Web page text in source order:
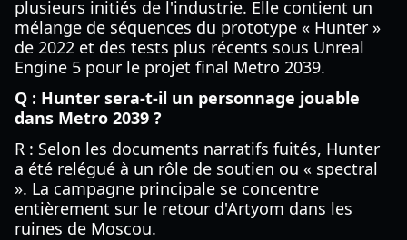
plusieurs initiés de l'industrie. Elle contient un
mélange de séquences du prototype « Hunter »
de 2022 et des tests plus récents sous Unreal
Engine 5 pour le projet final Metro 2039.
Q : Hunter sera-t-il un personnage jouable
dans Metro 2039 ?
R : Selon les documents narratifs fuités, Hunter
a été relégué à un rôle de soutien ou « spectral
». La campagne principale se concentre
entièrement sur le retour d'Artyom dans les
ruines de Moscou.